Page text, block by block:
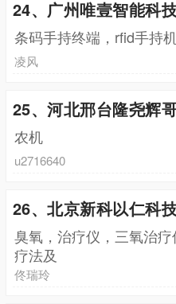
24、广州唯壹智能科
条码手持终端，rfid手持
凌风
25、河北邢台隆尧辉
农机
u2716640
26、北京新科以仁科
臭氧，治疗仪，三氧治
疗法及
佟瑞玲